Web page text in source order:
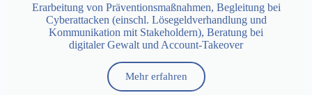
Erarbeitung von Präventionsmaßnahmen, Begleitung bei
Cyberattacken (einschl. Lösegeldverhandlung und
Kommunikation mit Stakeholdern), Beratung bei
digitaler Gewalt und Account-Takeover
Mehr erfahren